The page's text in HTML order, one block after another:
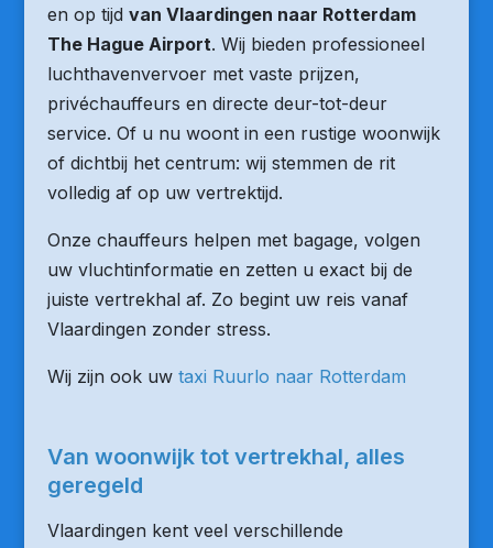
en op tijd van Vlaardingen naar Rotterdam
The Hague Airport. Wij bieden professioneel
luchthavenvervoer met vaste prijzen,
privéchauffeurs en directe deur-tot-deur
service. Of u nu woont in een rustige woonwijk
of dichtbij het centrum: wij stemmen de rit
volledig af op uw vertrektijd.
Onze chauffeurs helpen met bagage, volgen
uw vluchtinformatie en zetten u exact bij de
juiste vertrekhal af. Zo begint uw reis vanaf
Vlaardingen zonder stress.
Wij zijn ook uw taxi Ruurlo naar Rotterdam
Van woonwijk tot vertrekhal, alles
geregeld
Vlaardingen kent veel verschillende